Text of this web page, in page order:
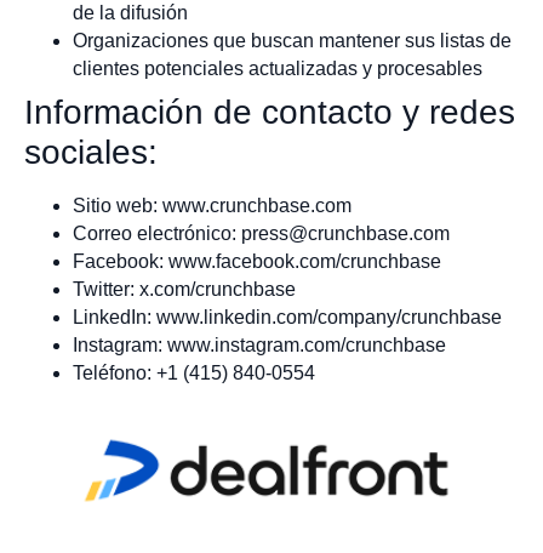
de la difusión
Organizaciones que buscan mantener sus listas de
clientes potenciales actualizadas y procesables
Información de contacto y redes
sociales:
Sitio web: www.crunchbase.com
Correo electrónico: press@crunchbase.com
Facebook: www.facebook.com/crunchbase
Twitter: x.com/crunchbase
LinkedIn: www.linkedin.com/company/crunchbase
Instagram: www.instagram.com/crunchbase
Teléfono: +1 (415) 840-0554